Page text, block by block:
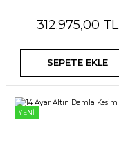
312.975,00 TL
SEPETE EKLE
YENİ